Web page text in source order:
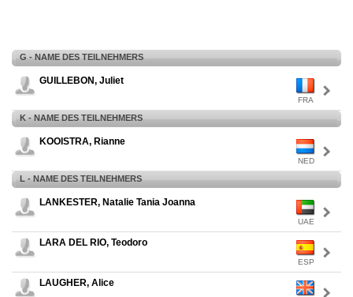
G - NAME DES TEILNEHMERS
FRA
GUILLEBON, Juliet
K - NAME DES TEILNEHMERS
NED
KOOISTRA, Rianne
L - NAME DES TEILNEHMERS
UAE
LANKESTER, Natalie Tania Joanna
ESP
LARA DEL RIO, Teodoro
LAUGHER, Alice